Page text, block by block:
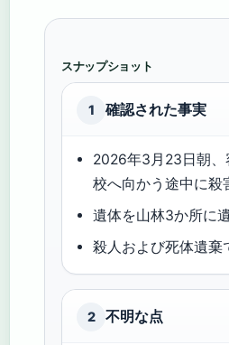
スナップショット
1 確認された事実
2026年3月23日朝、
校へ向かう途中に殺
遺体を山林3か所に
殺人および死体遺棄
2 不明な点